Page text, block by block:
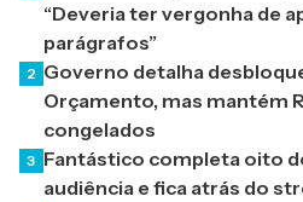
“Deveria ter vergonha de
parágrafos”
2 Governo detalha
Orçamento, mas mantém
congelados
3 Fantástico completa oito
audiência e fica atrás do